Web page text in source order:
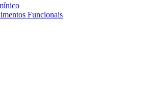
Funcionais